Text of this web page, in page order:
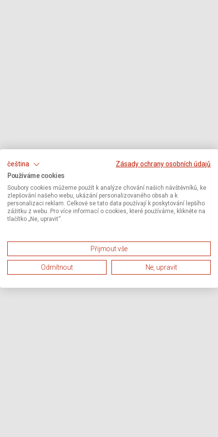
čeština
Zásady ochrany osobních údajů
Používáme cookies
Soubory cookies můžeme použít k analýze chování našich návštěvníků, ke
zlepšování našeho webu, ukázání personalizovaného obsah a k
personalizaci reklam. Celkově se tato data používají k poskytování lepšího
zážitku z webu. Pro více informací o cookies, které používáme, klikněte na
tlačítko „Ne, upravit“.
Přijmout vše
Odmítnout Ne, upravit